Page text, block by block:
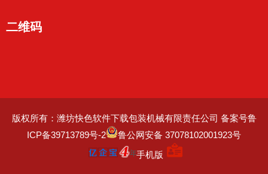
二维码
版权所有：潍坊快色软件下载包装机械有限责任公司 备案号鲁
ICP备39713789号-2
鲁公网安备 37078102001923号
手机版